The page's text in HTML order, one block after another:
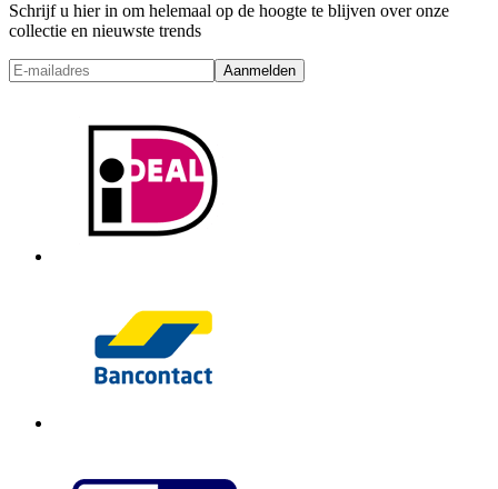
Schrijf u hier in om helemaal op de hoogte te blijven over onze
collectie en nieuwste trends
Aanmelden